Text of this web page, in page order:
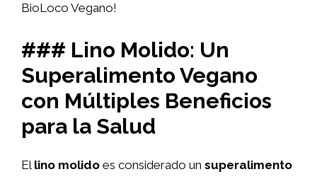
BioLoco Vegano!
### Lino Molido: Un
Superalimento Vegano
con Múltiples Beneficios
para la Salud
El lino molido es considerado un superalimento